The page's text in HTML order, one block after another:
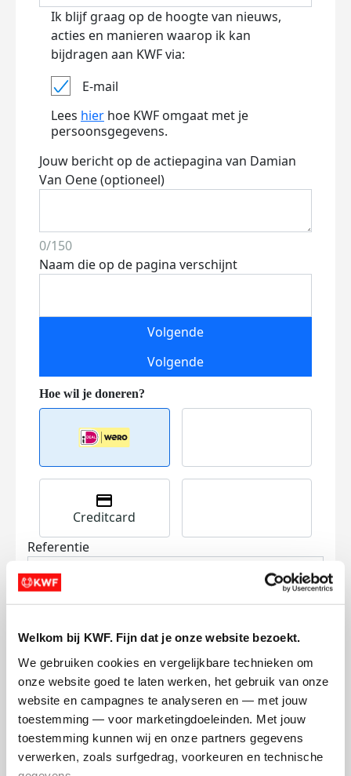
Welkom bij KWF. Fijn dat je onze website bezoekt.
We gebruiken cookies en vergelijkbare technieken om
onze website goed te laten werken, het gebruik van onze
website en campagnes te analyseren en — met jouw
toestemming — voor marketingdoeleinden. Met jouw
toestemming kunnen wij en onze partners gegevens
verwerken, zoals surfgedrag, voorkeuren en technische
Ik blijf graag op de hoogte van nieuws,
acties en manieren waarop ik kan
bijdragen aan KWF via:
E-mail
Lees hier hoe KWF omgaat met je
persoonsgegevens.
Jouw bericht op de actiepagina van Damian
Van Oene (optioneel)
0/150
Naam die op de pagina verschijnt
Volgende
Volgende
Creditcard
Referentie
Ik wil bijdragen aan de transactiekosten
en betaal €0.75 extra.
Doneer nu